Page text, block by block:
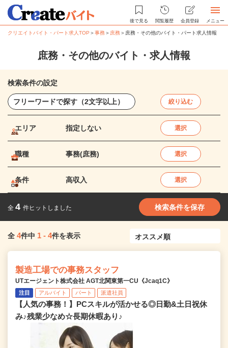
後で見る 閲覧履歴 会員登録 メニュー
クリエイトバイト・パート求人TOP ＞事務＞ 庶務＞ 庶務・その他のバイト・パート求人情報
庶務・その他のバイト・求人情報
検索条件の設定
絞り込む
エリア 指定しない 選択
職種 事務(庶務) 選択
条件 高収入 選択
全 4 件ヒットしました 検索条件を保存
全 4件中 1 - 4件を表示
製造工場での事務スタッフ
UTエージェント株式会社 AGT北関東第一CU《Jcaq1C》
注目 アルバイト パート 派遣社員
【人気の事務！】PCスキルが活かせる◎日勤&土日祝休
み♪残業少なめ☆長期休暇あり♪